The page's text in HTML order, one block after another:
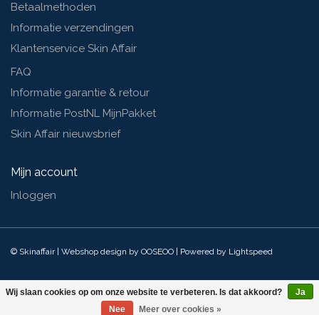
Betaalmethoden
Informatie verzendingen
Klantenservice Skin Affair
FAQ
Informatie garantie & retour
Informatie PostNL MijnPakket
Skin Affair nieuwsbrief
Mijn account
Inloggen
© Skinaffair | Webshop design by OOSEOO | Powered by Lightspeed
Wij slaan cookies op om onze website te verbeteren. Is dat akkoord?
Ja
Nee
Meer over cookies »